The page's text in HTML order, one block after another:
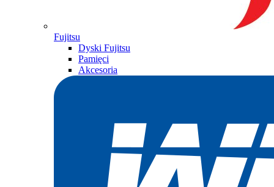
Fujitsu
Dyski Fujitsu
Pamięci
Akcesoria